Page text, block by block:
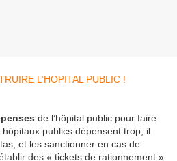
de l’hôpital public pour faire
publics dépensent trop, il
et les sanctionner en cas de
des « tickets de rationnement »